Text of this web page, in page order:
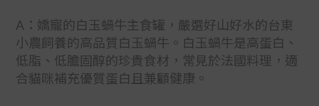
A：嬌寵的白玉蝸牛主食罐，嚴選好山好水的台東
小農飼養的高品質白玉蝸牛。白玉蝸牛是高蛋白、
低脂、低膽固醇的珍貴食材，常見於法國料理，適
合貓咪補充優質蛋白且兼顧健康。